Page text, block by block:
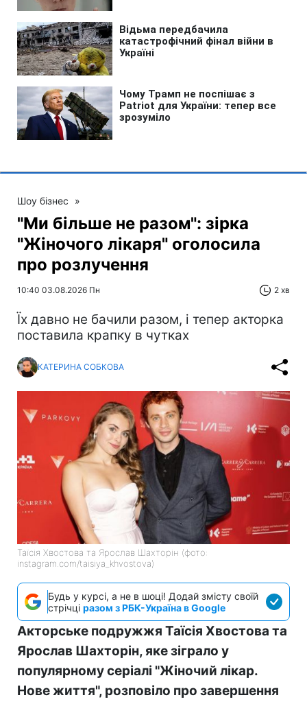
Шоу бізнес »
"Ми більше не разом": зірка
"Жіночого лікаря" оголосила
про розлучення
10:40 03.08.2026 Пн 2 хв
Їх давно не бачили разом, і тепер акторка
поставила крапку в чутках
КАТЕРИНА СОБКОВА
Таїсія Хвостова та Ярослав Шахторін (фото:
instagram.com/taisiya_khvostova)
Будь у курсі, а не в шоці! Додай змісту своїй
стрічці разом з РБК-Україна в Google
Акторське подружжя Таїсія Хвостова та
Ярослав Шахторін, яке зіграло у
популярному серіалі "Жіночий лікар.
Нове життя", розповіло про завершення